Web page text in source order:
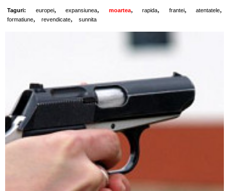
Taguri: europei, expansiunea, moartea, rapida, frantei, atentatele,
formatiune, revendicate, sunnita